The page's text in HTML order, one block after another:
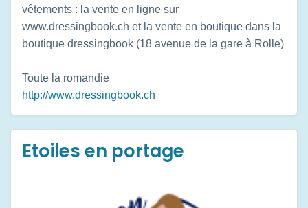
vêtements : la vente en ligne sur
www.dressingbook.ch et la vente en boutique dans la
boutique dressingbook (18 avenue de la gare à Rolle)
Toute la romandie
http://www.dressingbook.ch
Etoiles en portage